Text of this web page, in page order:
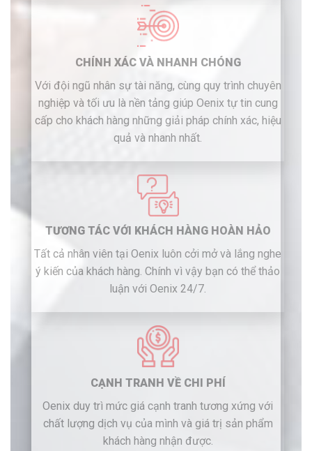
CHÍNH XÁC VÀ NHANH CHÓNG
Với đội ngũ nhân sự tài năng, cùng quy trình chuyên
nghiệp và tối ưu là nền tảng giúp Oenix tự tin cung
cấp cho khách hàng những giải pháp chính xác, hiệu
quả và nhanh nhất.
TƯƠNG TÁC VỚI KHÁCH HÀNG HOÀN HẢO
Tất cả nhân viên tại Oenix luôn cởi mở và lắng nghe
ý kiến của khách hàng. Chính vì vậy bạn có thể thảo
luận với Oenix 24/7.
CẠNH TRANH VỀ CHI PHÍ
Oenix duy trì mức giá cạnh tranh tương xứng với
chất lượng dịch vụ của mình và giá trị sản phẩm
khách hàng nhận được.